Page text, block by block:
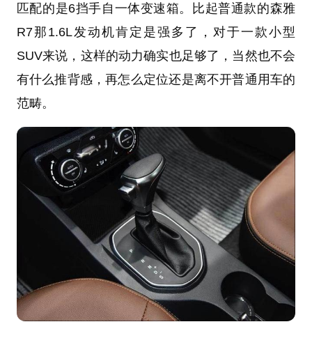
匹配的是6挡手自一体变速箱。比起普通款的森雅
R7那1.6L发动机肯定是强多了，对于一款小型
SUV来说，这样的动力确实也足够了，当然也不会
有什么推背感，再怎么定位还是离不开普通用车的
范畴。